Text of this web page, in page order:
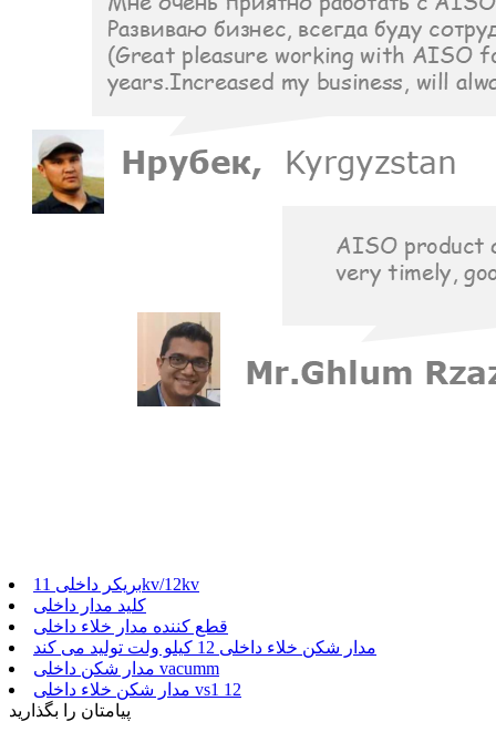
بریکر داخلی 11kv/12kv
کلید مدار داخلی
قطع کننده مدار خلاء داخلی
مدار شکن خلاء داخلی 12 کیلو ولت تولید می کند
مدار شکن داخلی vacumm
مدار شکن خلاء داخلی vs1 12
پیامتان را بگذارید